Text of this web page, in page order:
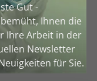
Gut -
Ihnen die
Ihre Arbeit in der
Newsletter
für Sie.